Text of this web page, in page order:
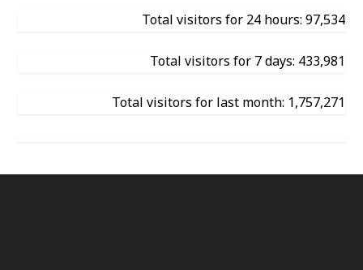
Total visitors for 24 hours: 97,534
Total visitors for 7 days: 433,981
Total visitors for last month: 1,757,271